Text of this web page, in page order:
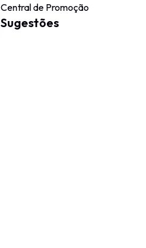
Central de Promoção
Sugestões